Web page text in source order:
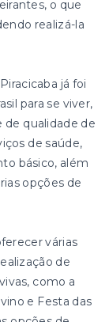
o que
realizá-la
já foi
para se viver,
de qualidade de
de saúde,
básico, além
opções de
várias
de
como a
e Festa das